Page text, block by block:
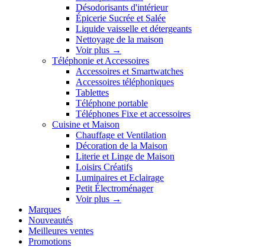
Désodorisants d'intérieur
Épicerie Sucrée et Salée
Liquide vaisselle et détergeants
Nettoyage de la maison
Voir plus →
Téléphonie et Accessoires
Accessoires et Smartwatches
Accessoires téléphoniques
Tablettes
Téléphone portable
Téléphones Fixe et accessoires
Cuisine et Maison
Chauffage et Ventilation
Décoration de la Maison
Literie et Linge de Maison
Loisirs Créatifs
Luminaires et Eclairage
Petit Électroménager
Voir plus →
Marques
Nouveautés
Meilleures ventes
Promotions